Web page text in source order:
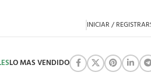
INICIAR /
LO MAS VENDIDO